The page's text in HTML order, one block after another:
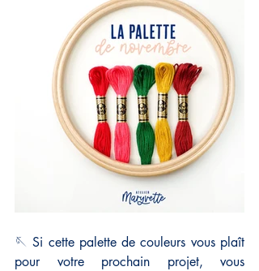
🪡 Si cette palette de couleurs vous plaît
pour votre prochain projet, vous